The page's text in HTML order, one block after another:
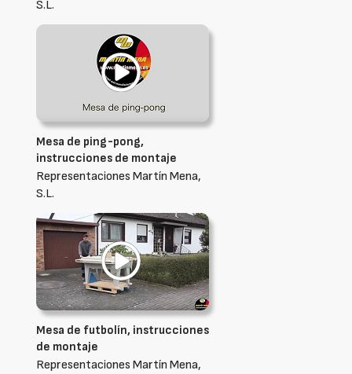
S.L.
Mesa de ping-pong,
instrucciones de montaje
Representaciones Martín Mena,
S.L.
Mesa de futbolín, instrucciones
de montaje
Representaciones Martín Mena,